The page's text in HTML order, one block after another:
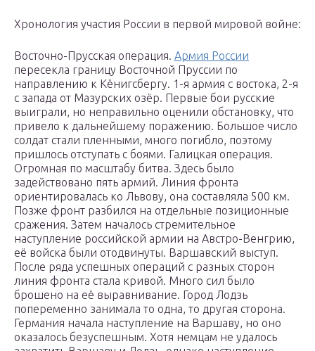
Хронология участия России в первой мировой войне:
Восточно-Прусская операция. Армия России
пересекла границу Восточной Пруссии по
направлению к Кёнигсбергу. 1-я армия с востока, 2-я
с запада от Мазурских озёр. Первые бои русские
выиграли, но неправильно оценили обстановку, что
привело к дальнейшему поражению. Большое число
солдат стали пленными, много погибло, поэтому
пришлось отступать с боями. Галицкая операция.
Огромная по масштабу битва. Здесь было
задействовано пять армий. Линия фронта
ориентировалась ко Львову, она составляла 500 км.
Позже фронт разбился на отдельные позиционные
сражения. Затем началось стремительное
наступление российской армии на Австро-Венгрию,
её войска были отодвинуты. Варшавский выступ.
После ряда успешных операций с разных сторон
линия фронта стала кривой. Много сил было
брошено на её выравнивание. Город Лодзь
попеременно занимала то одна, то другая сторона.
Германия начала наступление на Варшаву, но оно
оказалось безуспешным. Хотя немцам не удалось